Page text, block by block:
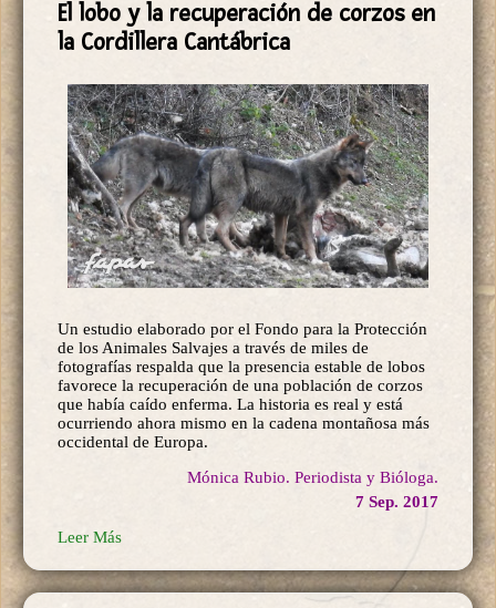
El lobo y la recuperación de corzos en
la Cordillera Cantábrica
Un estudio elaborado por el Fondo para la Protección
de los Animales Salvajes a través de miles de
fotografías respalda que la presencia estable de lobos
favorece la recuperación de una población de corzos
que había caído enferma. La historia es real y está
ocurriendo ahora mismo en la cadena montañosa más
occidental de Europa.
Mónica Rubio. Periodista y Bióloga.
7 Sep. 2017
Leer Más